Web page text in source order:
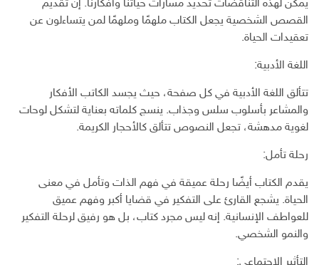
يمكن لهذه التناقضات تحديد مسارات حياتنا وأفكارنا. إن تقديم
القصص الشخصية يجعل الكتاب ملهمًا وملهمًا لمن يتساءلون عن
تعقيدات الحياة.
اللغة الأدبية:
تتألق اللغة الأدبية في كل صفحة، حيث يجسد الكاتب الأفكار
والمشاعر بأسلوب سلس وجذاب. ينسج كلماته بعناية لتشكل لوحات
لغوية مدهشة، تجعل النصوص تتألق كالأحجار الكريمة.
رحلة تأمل:
يقدم الكتاب أيضًا رحلة عميقة في فهم الذات وتأمل في معنى
الحياة. يشجع القارئ على التفكير في قضايا أكبر وفهم عميق
للعواطف الإنسانية. إنه ليس مجرد كتاب، بل هو رفيق لرحلة التفكير
والنمو الشخصي.